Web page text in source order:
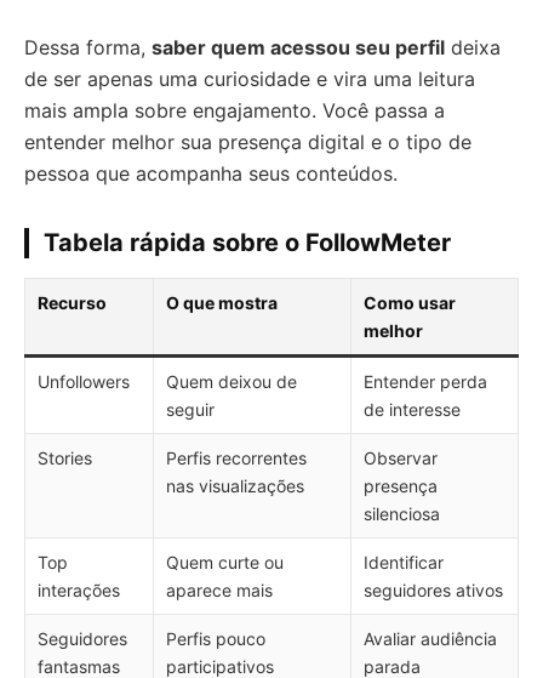
Dessa forma, saber quem acessou seu perfil deixa
de ser apenas uma curiosidade e vira uma leitura
mais ampla sobre engajamento. Você passa a
entender melhor sua presença digital e o tipo de
pessoa que acompanha seus conteúdos.
Tabela rápida sobre o FollowMeter
Recurso O que mostra
Como usar
melhor
Unfollowers
Quem deixou de
seguir
Entender perda
de interesse
Stories
Perfis recorrentes
nas visualizações
Observar
presença
silenciosa
Top
interações
Quem curte ou
aparece mais
Identificar
seguidores ativos
Seguidores
fantasmas
Perfis pouco
participativos
Avaliar audiência
parada